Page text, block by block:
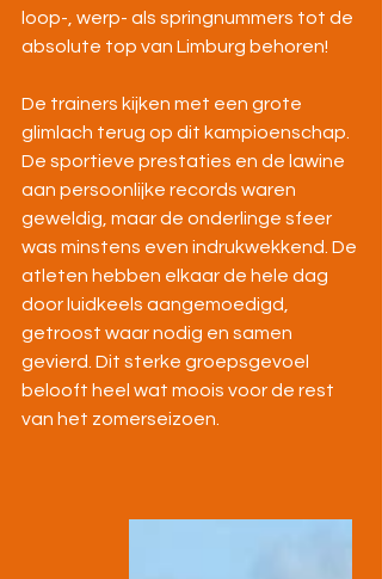
loop-, werp- als springnummers tot de
absolute top van Limburg behoren!
De trainers kijken met een grote
glimlach terug op dit kampioenschap.
De sportieve prestaties en de lawine
aan persoonlijke records waren
geweldig, maar de onderlinge sfeer
was minstens even indrukwekkend. De
atleten hebben elkaar de hele dag
door luidkeels aangemoedigd,
getroost waar nodig en samen
gevierd. Dit sterke groepsgevoel
belooft heel wat moois voor de rest
van het zomerseizoen.